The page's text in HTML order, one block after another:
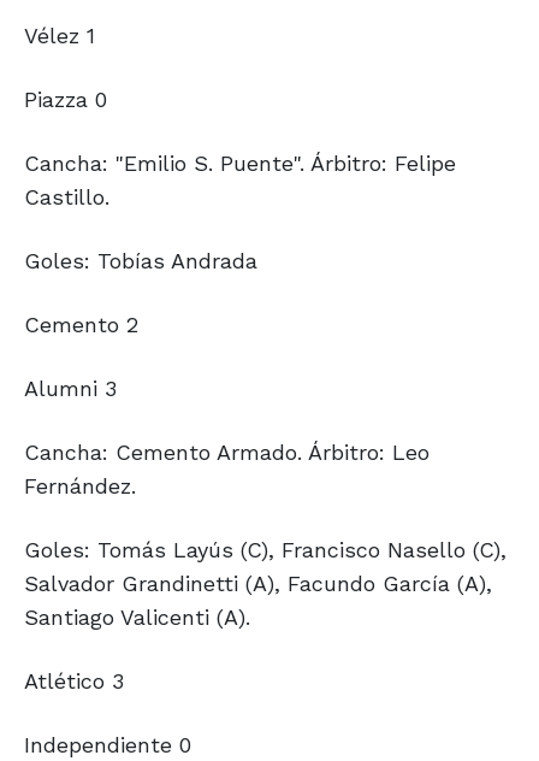
Vélez 1
Piazza 0
Cancha: "Emilio S. Puente". Árbitro: Felipe
Castillo.
Goles: Tobías Andrada
Cemento 2
Alumni 3
Cancha: Cemento Armado. Árbitro: Leo
Fernández.
Goles: Tomás Layús (C), Francisco Nasello (C),
Salvador Grandinetti (A), Facundo García (A),
Santiago Valicenti (A).
Atlético 3
Independiente 0